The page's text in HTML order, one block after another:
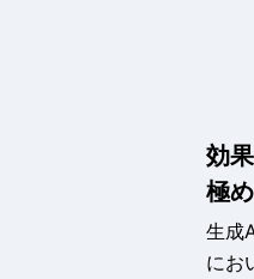
生成
にお
効
極